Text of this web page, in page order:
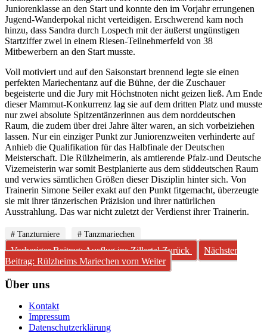
Juniorenklasse an den Start und konnte den im Vorjahr errungenen
Jugend-Wanderpokal nicht verteidigen. Erschwerend kam noch
hinzu, dass Sandra durch Lospech mit der äußerst ungünstigen
Startziffer zwei in einem Riesen-Teilnehmerfeld von 38
Mitbewerbern an den Start musste.
Voll motiviert und auf den Saisonstart brennend legte sie einen
perfekten Mariechentanz auf die Bühne, der die Zuschauer
begeisterte und die Jury mit Höchstnoten nicht geizen ließ. Am Ende
dieser Mammut-Konkurrenz lag sie auf dem dritten Platz und musste
nur zwei absolute Spitzentänzerinnen aus dem norddeutschen
Raum, die zudem über drei Jahre älter waren, an sich vorbeiziehen
lassen. Nur ein einziger Punkt zur Juniorenzweiten verhinderte auf
Anhieb die Qualifikation für das Halbfinale der Deutschen
Meisterschaft. Die Rülzheimerin, als amtierende Pfalz-und Deutsche
Vizemeisterin war somit Bestplanierte aus dem süddeutschen Raum
und verwies sämtlichen Größen dieser Disziplin hinter sich. Von
Trainerin Simone Seiler exakt auf den Punkt fitgemacht, überzeugte
sie mit ihrer tänzerischen Präzision und ihrer natürlichen
Ausstrahlung. Das war nicht zuletzt der Verdienst ihrer Trainerin.
# Tanzturniere # Tanzmariechen
Vorheriger Beitrag: Ausflug ins ZillertalZurück
Nächster
Beitrag: Rülzheims Mariechen vorn Weiter
Über uns
Kontakt
Impressum
Datenschutzerklärung